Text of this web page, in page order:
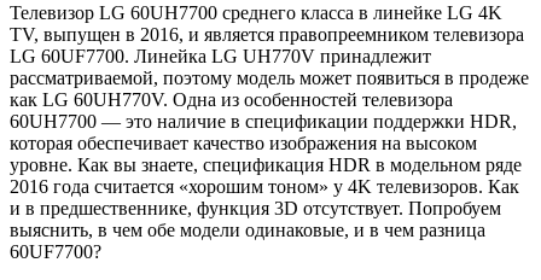
Телевизор LG 60UH7700 среднего класса в линейке LG 4K
TV, выпущен в 2016, и является правопреемником телевизора
LG 60UF7700. Линейка LG UH770V принадлежит
рассматриваемой, поэтому модель может появиться в продеже
как LG 60UH770V. Одна из особенностей телевизора
60UH7700 — это наличие в спецификации поддержки HDR,
которая обеспечивает качество изображения на высоком
уровне. Как вы знаете, спецификация HDR в модельном ряде
2016 года считается «хорошим тоном» у 4K телевизоров. Как
и в предшественнике, функция 3D отсутствует. Попробуем
выяснить, в чем обе модели одинаковые, и в чем разница
60UF7700?